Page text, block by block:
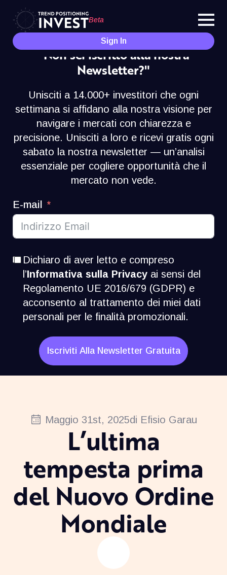
Beta
Sign In
"Non sei iscritto alla nostra
Newsletter?"
Unisciti a 14.000+ investitori che ogni
settimana si affidano alla nostra visione per
navigare i mercati con chiarezza e
precisione. Unisciti a loro e ricevi gratis ogni
sabato la nostra newsletter — un’analisi
essenziale per cogliere opportunità che il
mercato non vede.
E-mail
Dichiaro di aver letto e compreso
l’Informativa sulla Privacy ai sensi del
Regolamento UE 2016/679 (GDPR) e
acconsento al trattamento dei miei dati
personali per le finalità promozionali.
Iscriviti Alla Newsletter Gratuita
Maggio 31st, 2025di Efisio Garau
L’ultima
tempesta prima
del Nuovo Ordine
Mondiale